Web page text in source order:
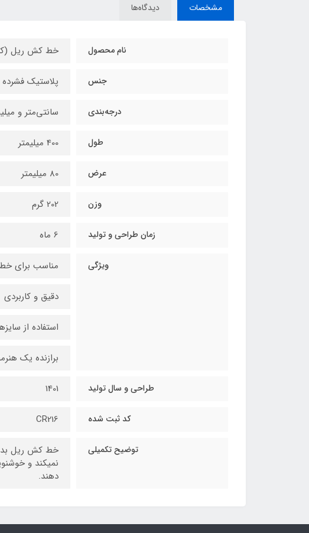
مشخصات دیدگاه‌ها
نام محصول خط کش ریل
جنس پلاستیک فشرده
درجه‌بندی سانتی‌متر و
طول 400 میلیمتر
عرض 80 میلیمتر
وزن 202 گرم
زمان طراحی و تولید 6 ماه
ویژگی مناسب برای
دقیق و کاربردی
استفاده از
برازنده یک
طراحی و سال تولید 1401
کد ثبت شده CR216
توضیح تکمیلی
خط کش ریل
نمیکند و
دهند.